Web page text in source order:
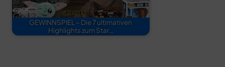
GEWINNSPIEL – Die 7 ultimativen
Highlights zum Star…